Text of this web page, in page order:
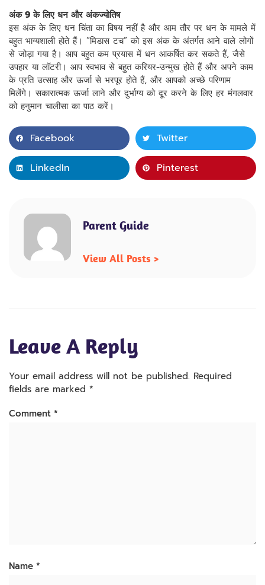
अंक 9 के लिए धन और अंकज्योतिष
इस अंक के लिए धन चिंता का विषय नहीं है और आम तौर पर धन के मामले में
बहुत भाग्यशाली होते हैं। “मिडास टच” को इस अंक के अंतर्गत आने वाले लोगों
से जोड़ा गया है। आप बहुत कम प्रयास में धन आकर्षित कर सकते हैं, जैसे
उपहार या लॉटरी। आप स्वभाव से बहुत करियर-उन्मुख होते हैं और अपने काम
के प्रति उत्साह और ऊर्जा से भरपूर होते हैं, और आपको अच्छे परिणाम
मिलेंगे। सकारात्मक ऊर्जा लाने और दुर्भाग्य को दूर करने के लिए हर मंगलवार
को हनुमान चालीसा का पाठ करें।
Facebook Twitter
LinkedIn Pinterest
Parent Guide
View All Posts >
Leave A Reply
Your email address will not be published. Required
fields are marked *
Comment *
Name *